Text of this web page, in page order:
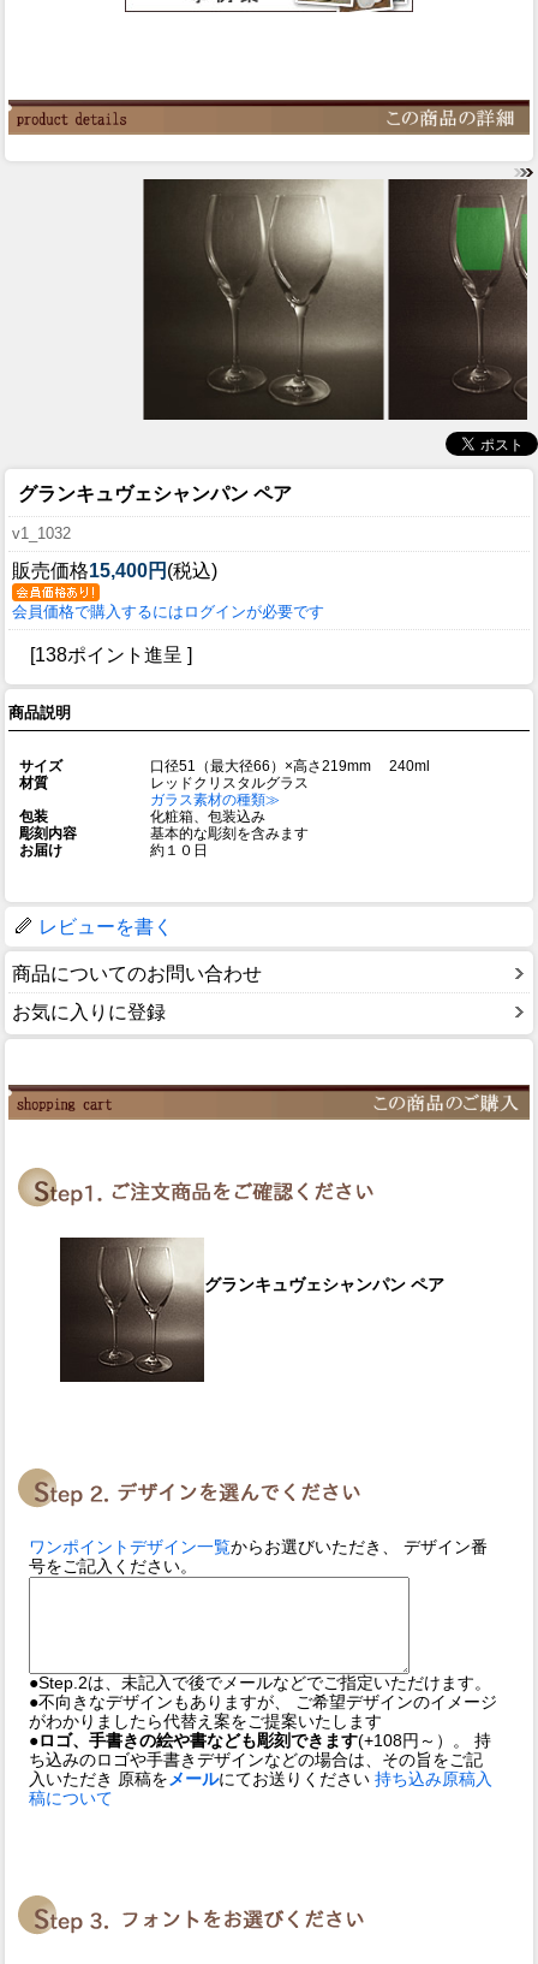
グランキュヴェシャンパン ペア
v1_1032
販売価格15,400円 (税込)
会員価格で購入するにはログインが必要です
[138ポイント進呈 ]
商品説明
サイズ
口径51（最大径66）×高さ219mm 240ml
材質
レッドクリスタルグラス
ガラス素材の種類≫
包装
化粧箱、包装込み
彫刻内容
基本的な彫刻を含みます
お届け
約１０日
レビューを書く
商品についてのお問い合わせ
お気に入りに登録
グランキュヴェシャンパン ペア
ワンポイントデザイン一覧からお選びいただき、 デザイン番
号をご記入ください。
●Step.2は、未記入で後でメールなどでご指定いただけます。
●不向きなデザインもありますが、 ご希望デザインのイメージ
がわかりましたら代替え案をご提案いたします
●ロゴ、手書きの絵や書なども彫刻できます(+108円～）。 持
ち込みのロゴや手書きデザインなどの場合は、その旨をご記
入いただき 原稿を メールにてお送りください 持ち込み原稿入
稿について